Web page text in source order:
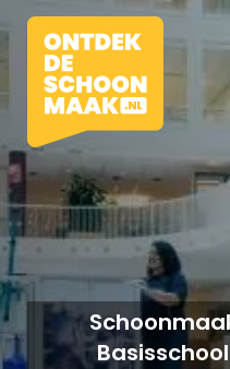
Vacatures
Beroepen
Werkomgevingen